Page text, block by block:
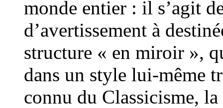
monde entier : il s’agit
d’avertissement à
structure « en miroir »,
dans un style lui-même
connu du Classicisme,